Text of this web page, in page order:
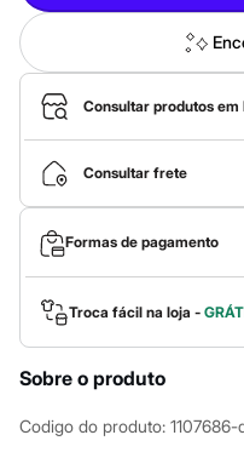
Inverno
Alfaiataria
Novidades
Roupas
Blusas e Camisetas
Básicos
Calças
Casacos e Jaquetas
Jeans
Macacões
Saias
Shorts e Bermudas
Vestidos
Acessórios
Bolsas
Bonés e Chapéus
Cintos
Relógios
Consultar produtos
Consultar frete
Formas de pagamento
Troca fácil na loja -
Sobre o produto
Codigo do produto: 1107686-